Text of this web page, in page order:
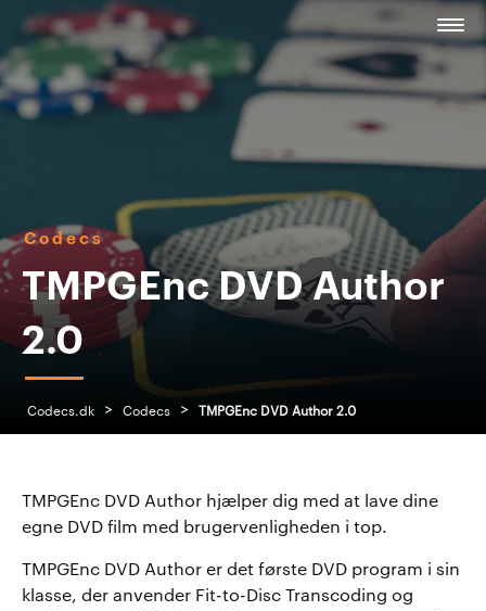
Codecs
TMPGEnc DVD Author
2.0
Codecs.dk > Codecs > TMPGEnc DVD Author 2.0
TMPGEnc DVD Author hjælper dig med at lave dine
egne DVD film med brugervenligheden i top.
TMPGEnc DVD Author er det første DVD program i sin
klasse, der anvender Fit-to-Disc Transcoding og